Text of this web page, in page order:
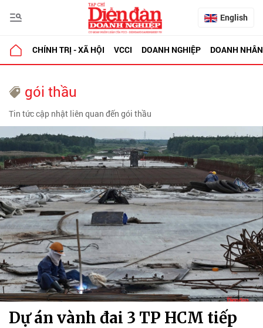
English
CHÍNH TRỊ - XÃ HỘI VCCI DOANH NGHIỆP DOANH NHÂN
gói thầu
Tin tức cập nhật liên quan đến gói thầu
Dự án vành đai 3 TP HCM tiếp